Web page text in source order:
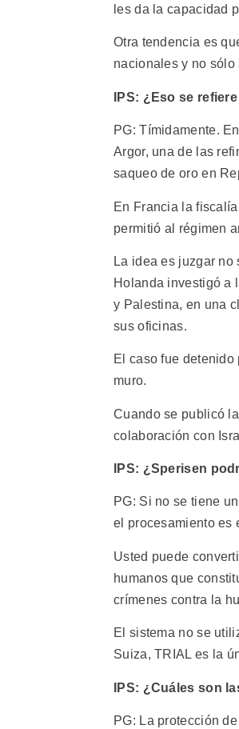
les da la capacidad
Otra tendencia es
nacionales y no
IPS: ¿Eso se
PG: Tímidamente.
Argor, una de las
saqueo de oro en
En Francia la
permitió al régimen
La idea es juzgar
Holanda investigó a
y Palestina, en una
sus oficinas.
El caso fue
muro.
Cuando se publicó
colaboración con
IPS: ¿Sperisen
PG: Si no se tiene
el procesamiento es
Usted puede
humanos que
crímenes contra la
El sistema no se
Suiza, TRIAL es la
IPS: ¿Cuáles son
PG: La protección